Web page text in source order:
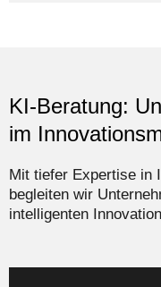
KI-Beratung:
im
Mit tiefer Expertise in
begleiten wir
intelligenten